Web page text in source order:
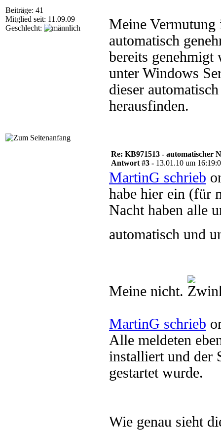
Beiträge: 41
Mitglied seit: 11.09.09
Geschlecht:
Meine Vermutung
automatisch
bereits genehmigt
unter Windows
dieser
herausfinden.
Re: KB971513 - automatischer
Antwort #3 - 13.01.10 um
MartinG schrieb
habe hier ein (für
Nacht haben alle
automatisch und
Meine nicht.
MartinG schrieb
Alle meldeten
installiert und der
gestartet wurde.
Wie genau sieht